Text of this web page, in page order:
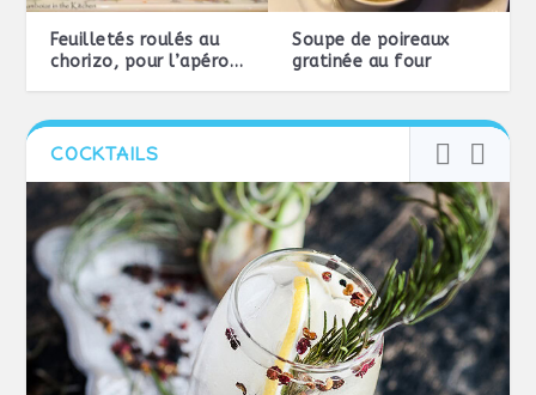
Feuilletés roulés au
chorizo, pour l’apéro…
Soupe de poireaux
gratinée au four
COCKTAILS